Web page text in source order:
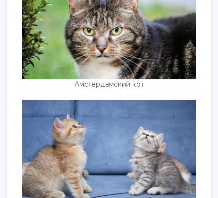
Амстердамский кот